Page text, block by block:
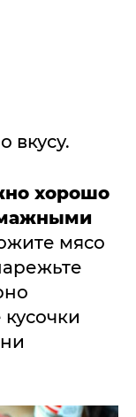
вкусу.
хорошо
мясо